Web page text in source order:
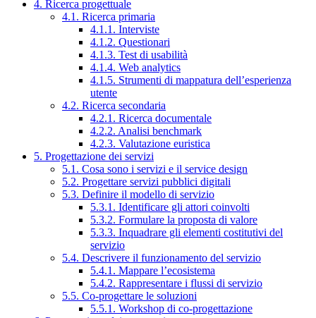
4. Ricerca progettuale
4.1. Ricerca primaria
4.1.1. Interviste
4.1.2. Questionari
4.1.3. Test di usabilità
4.1.4. Web analytics
4.1.5. Strumenti di mappatura dell’esperienza
utente
4.2. Ricerca secondaria
4.2.1. Ricerca documentale
4.2.2. Analisi benchmark
4.2.3. Valutazione euristica
5. Progettazione dei servizi
5.1. Cosa sono i servizi e il service design
5.2. Progettare servizi pubblici digitali
5.3. Definire il modello di servizio
5.3.1. Identificare gli attori coinvolti
5.3.2. Formulare la proposta di valore
5.3.3. Inquadrare gli elementi costitutivi del
servizio
5.4. Descrivere il funzionamento del servizio
5.4.1. Mappare l’ecosistema
5.4.2. Rappresentare i flussi di servizio
5.5. Co-progettare le soluzioni
5.5.1. Workshop di co-progettazione